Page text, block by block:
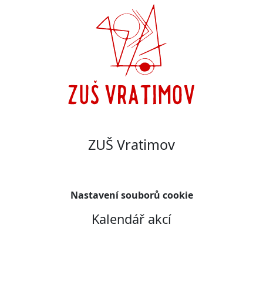
ZUŠ Vratimov
Nastavení souborů cookie
Kalendář akcí